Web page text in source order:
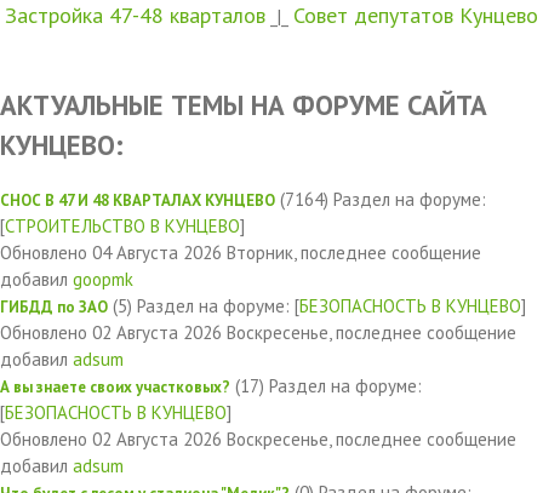
Застройка 47-48 кварталов _|_ Совет депутатов Кунцево
АКТУАЛЬНЫЕ ТЕМЫ НА ФОРУМЕ САЙТА
КУНЦЕВО:
СНОС В 47 И 48 КВАРТАЛАХ КУНЦЕВО (7164) Раздел на форуме:
[СТРОИТЕЛЬСТВО В КУНЦЕВО]
Обновлено 04 Августа 2026 Вторник, последнее сообщение
добавил goopmk
ГИБДД по ЗАО (5) Раздел на форуме: [БЕЗОПАСНОСТЬ В КУНЦЕВО]
Обновлено 02 Августа 2026 Воскресенье, последнее сообщение
добавил adsum
А вы знаете своих участковых? (17) Раздел на форуме:
[БЕЗОПАСНОСТЬ В КУНЦЕВО]
Обновлено 02 Августа 2026 Воскресенье, последнее сообщение
добавил adsum